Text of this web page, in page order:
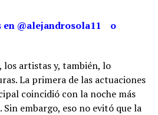
en @alejandrosola11 o
los artistas y, también, lo
La primera de las actuaciones
coincidió con la noche más
embargo, eso no evitó que la